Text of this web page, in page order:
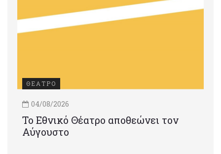
ΘΕΑΤΡΟ
04/08/2026
Το Εθνικό Θέατρο αποθεώνει τον
Αύγουστο